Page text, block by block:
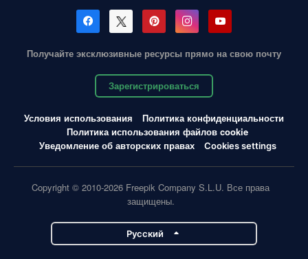
Получайте эксклюзивные ресурсы прямо на свою почту
Зарегистрироваться
Условия использования
Политика конфиденциальности
Политика использования файлов cookie
Уведомление об авторских правах
Cookies settings
Copyright © 2010-2026 Freepik Company S.L.U. Все права
защищены.
Pусский